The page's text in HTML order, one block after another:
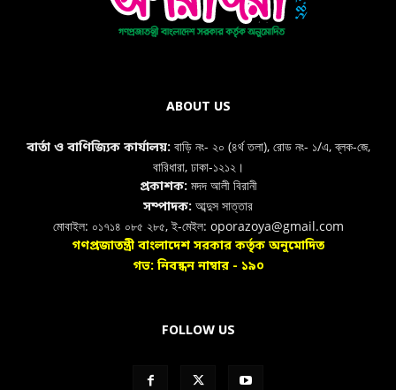
ABOUT US
বার্তা ও বাণিজ্যিক কার্যালয়: বাড়ি নং- ২০ (৪র্থ তলা), রোড নং- ১/এ, ব্লক-জে,
বারিধারা, ঢাকা-১২১২।
প্রকাশক:মদদ আলী বিরানী
সম্পাদক: আব্দুস সাত্তার
মোবাইল: ০১৭১৪ ০৮৫ ২৮৫, ই-মেইল: oporazoya@gmail.com
গণপ্রজাতন্ত্রী বাংলাদেশ সরকার কর্তৃক অনুমোদিত
গভ: নিবন্ধন নাম্বার - ১৯০
FOLLOW US